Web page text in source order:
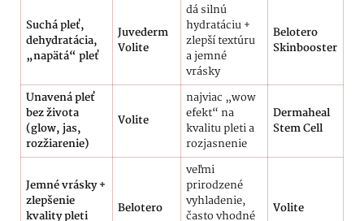
Suchá pleť,
dehydratácia,
„napätá“ pleť
Juvederm
Volite
dá silnú
hydratáciu +
zlepší textúru
a jemné
vrásky
Belotero
Skinbooster
Unavená pleť
bez života
(glow, jas,
rozžiarenie)
Volite
najviac „wow
efekt“ na
kvalitu pleti a
rozjasnenie
Dermaheal
Stem Cell
Jemné vrásky +
zlepšenie
kvality pleti
Belotero
veľmi
prirodzené
vyhladenie,
často vhodné
Volite